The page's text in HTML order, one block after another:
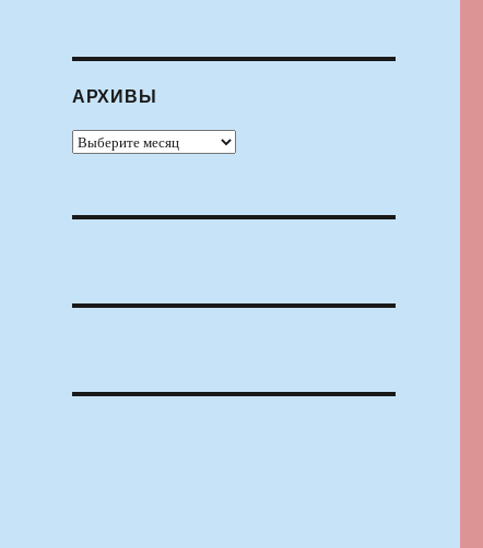
АРХИВЫ
Архивы